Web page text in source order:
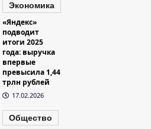
Экономика
«Яндекс»
подводит
итоги 2025
года: выручка
впервые
превысила 1,44
трлн рублей
17.02.2026
Общество